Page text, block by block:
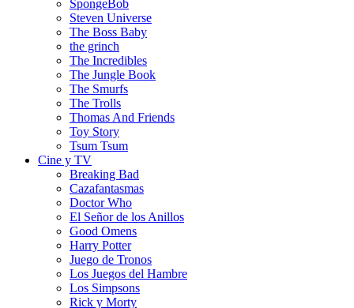
SpongeBob
Steven Universe
The Boss Baby
the grinch
The Incredibles
The Jungle Book
The Smurfs
The Trolls
Thomas And Friends
Toy Story
Tsum Tsum
Cine y TV
Breaking Bad
Cazafantasmas
Doctor Who
El Señor de los Anillos
Good Omens
Harry Potter
Juego de Tronos
Los Juegos del Hambre
Los Simpsons
Rick y Morty